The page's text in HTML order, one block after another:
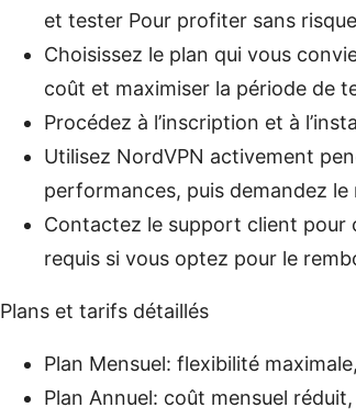
et tester Pour profiter sans
Choisissez le plan qui vous
coût et maximiser la période de
Procédez à l’inscription et à
Utilisez NordVPN activement
performances, puis demandez
Contactez le support client pour
requis si vous optez pour le
Plans et tarifs détaillés
Plan Mensuel: flexibilité
Plan Annuel: coût mensuel